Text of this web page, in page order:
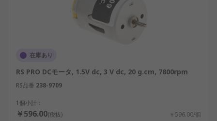
在庫あり
RS PRO DCモータ, 1.5V dc, 3 V dc, 20 g.cm, 7800rpm
RS品番 238-9709
1個小計：
￥596.00(税抜) ￥596.00/個